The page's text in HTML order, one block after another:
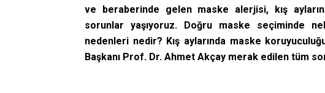
ve beraberinde gelen maske alerjisi, kış
sorunlar yaşıyoruz. Doğru maske seçiminde
nedenleri nedir? Kış aylarında maske
Başkanı Prof. Dr. Ahmet Akçay merak edilen tüm